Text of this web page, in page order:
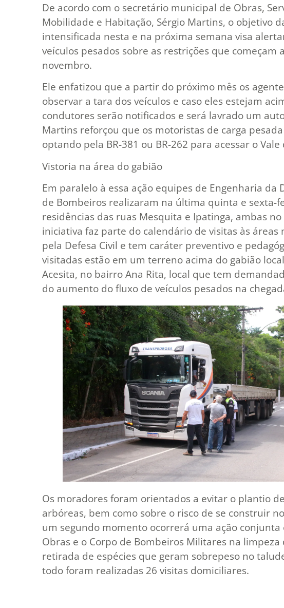
De acordo com o secretário municipal de Obras,
Mobilidade e Habitação, Sérgio Martins, o objetivo
intensificada nesta e na próxima semana visa
veículos pesados sobre as restrições que começam
novembro.
Ele enfatizou que a partir do próximo mês os
observar a tara dos veículos e caso eles estejam
condutores serão notificados e será lavrado um
Martins reforçou que os motoristas de carga
optando pela BR-381 ou BR-262 para acessar o Vale
Vistoria na área do gabião
Em paralelo à essa ação equipes de Engenharia da
de Bombeiros realizaram na última quinta e sexta-
residências das ruas Mesquita e Ipatinga, ambas no
iniciativa faz parte do calendário de visitas às
pela Defesa Civil e tem caráter preventivo e
visitadas estão em um terreno acima do gabião
Acesita, no bairro Ana Rita, local que tem
do aumento do fluxo de veículos pesados na
Os moradores foram orientados a evitar o plantio
arbóreas, bem como sobre o risco de se construir
um segundo momento ocorrerá uma ação conjunta
Obras e o Corpo de Bombeiros Militares na limpeza
retirada de espécies que geram sobrepeso no
todo foram realizadas 26 visitas domiciliares.